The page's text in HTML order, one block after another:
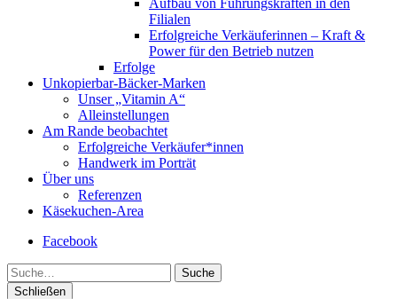
Aufbau von Führungskräften in den
Filialen
Erfolgreiche Verkäuferinnen – Kraft &
Power für den Betrieb nutzen
Erfolge
Unkopierbar-Bäcker-Marken
Unser „Vitamin A“
Alleinstellungen
Am Rande beobachtet
Erfolgreiche Verkäufer*innen
Handwerk im Porträt
Über uns
Referenzen
Käsekuchen-Area
Facebook
Suche
Schließen